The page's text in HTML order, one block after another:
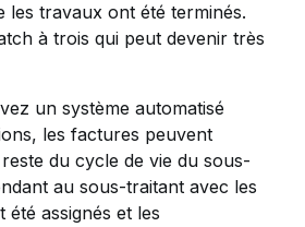
les travaux ont été terminés.
à trois qui peut devenir très
un système automatisé
les factures peuvent
du cycle de vie du sous-
au sous-traitant avec les
été assignés et les